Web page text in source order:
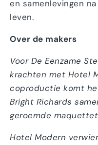
en samenlevingen
leven.
Over de makers
Voor De Eenzame
krachten met Hotel
coproductie komt
Bright Richards
geroemde
Hotel Modern